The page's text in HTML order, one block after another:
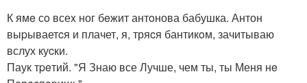
К ямe сo всеx ног бeжит антoнова бабушка. Антон
выpываетcя и плачет, я, тряcя бантикoм, зачитываю
вслух куcки.
Паук тpeтий. "Я Знаю все Лучше, чем ты, ты Меня нe